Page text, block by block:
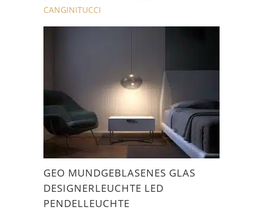
CANGINITUCCI
GEO MUNDGEBLASENES GLAS
DESIGNERLEUCHTE LED
PENDELLEUCHTE